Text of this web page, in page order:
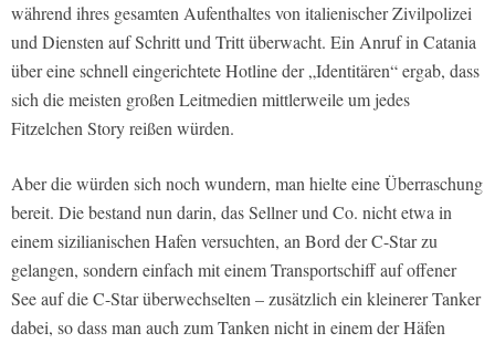
während ihres gesamten Aufenthaltes von italienischer Zivilpolizei
und Diensten auf Schritt und Tritt überwacht. Ein Anruf in Catania
über eine schnell eingerichtete Hotline der „Identitären“ ergab, dass
sich die meisten großen Leitmedien mittlerweile um jedes
Fitzelchen Story reißen würden.
Aber die würden sich noch wundern, man hielte eine Überraschung
bereit. Die bestand nun darin, das Sellner und Co. nicht etwa in
einem sizilianischen Hafen versuchten, an Bord der C-Star zu
gelangen, sondern einfach mit einem Transportschiff auf offener
See auf die C-Star überwechselten – zusätzlich ein kleinerer Tanker
dabei, so dass man auch zum Tanken nicht in einem der Häfen